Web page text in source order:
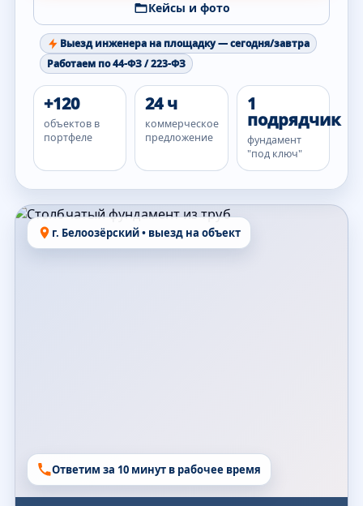
Кейсы и фото
Выезд инженера на площадку — сегодня/завтра
Работаем по 44-ФЗ / 223-ФЗ
+120
объектов в
портфеле
24 ч
коммерческое
предложение
1
подрядчик
фундамент
"под ключ"
г. Белоозёрский • выезд на объект
Ответим за 10 минут в рабочее время